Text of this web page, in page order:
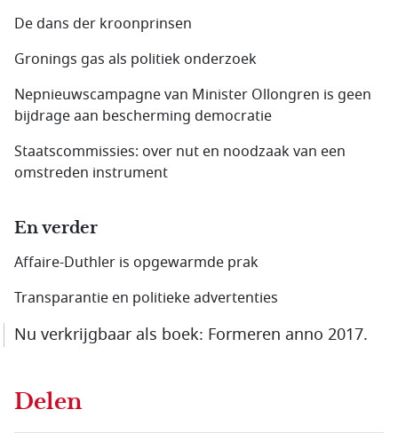
De dans der kroonprinsen
Gronings gas als politiek onderzoek
Nepnieuwscampagne van Minister Ollongren is geen
bijdrage aan bescherming democratie
Staatscommissies: over nut en noodzaak van een
omstreden instrument
En verder
Affaire-Duthler is opgewarmde prak
Transparantie en politieke advertenties
Nu verkrijgbaar als boek: Formeren anno 2017.
Delen